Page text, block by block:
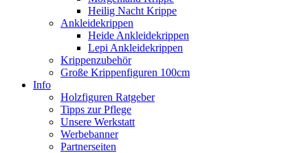
Heilig Nacht Krippe
Ankleidekrippen
Heide Ankleidekrippen
Lepi Ankleidekrippen
Krippenzubehör
Große Krippenfiguren 100cm
Info
Holzfiguren Ratgeber
Tipps zur Pflege
Unsere Werkstatt
Werbebanner
Partnerseiten